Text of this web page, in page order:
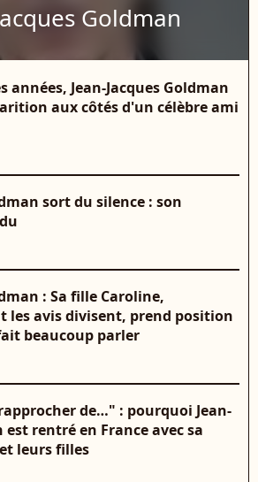
Goldman
années, Jean-Jacques Goldman
aux côtés d'un célèbre ami
sort du silence : son
: Sa fille Caroline,
les avis divisent, prend position
beaucoup parler
de…" : pourquoi Jean-
est rentré en France avec sa
leurs filles